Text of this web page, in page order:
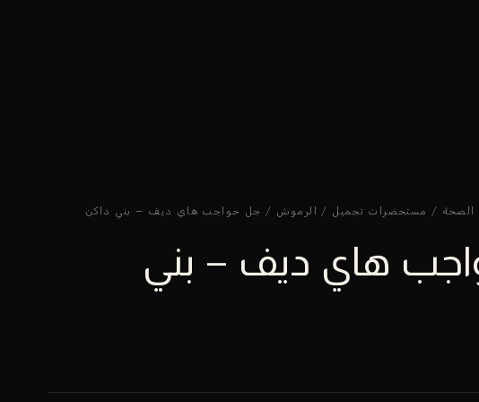
الصحة / مستحضرات تجميل / الرموش / جل حواجب هاي ديف – بني داكن
هاي ديف – بني